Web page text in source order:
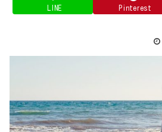
LINE Pinterest